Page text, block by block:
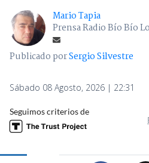
Mario Tapia
Prensa Radio Bío Bío
Publicado porSergio Silvestre
Sábado 08 Agosto, 2026 | 22:31
Seguimos criterios de